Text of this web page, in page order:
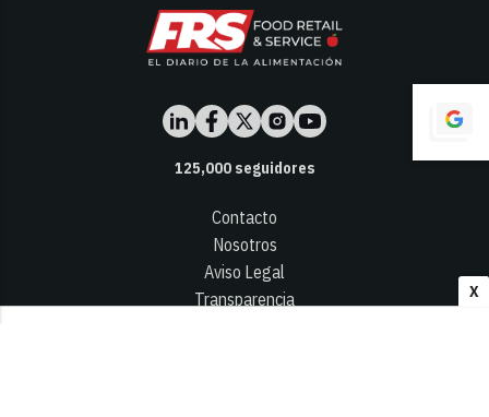
X
125,000seguidores
Contacto
Nosotros
Aviso Legal
Transparencia